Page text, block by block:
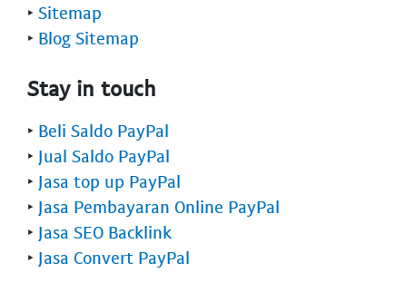
‣ Sitemap
‣ Blog Sitemap
Stay in touch
‣ Beli Saldo PayPal
‣ Jual Saldo PayPal
‣ Jasa top up PayPal
‣ Jasa Pembayaran Online PayPal
‣ Jasa SEO Backlink
‣ Jasa Convert PayPal